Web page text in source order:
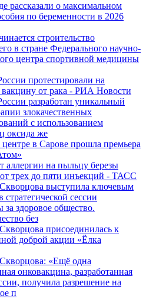
рассказали о максимальном
по беременности в 2026
строительство
в стране Федерального научно-
центра спортивной медицины
протестировали на
от рака - РИА Новости
разработан уникальный
злокачественных
с использованием
оксида же
в Сарове прошла премьера
аллергии на пыльцу березы
от трех до пяти инъекций - ТАСС
выступила ключевым
стратегической сессии
здоровое общество.
без
присоединилась к
доброй акции «Ёлка
«Ещё одна
онковакцина, разработанная
получила разрешение на
п